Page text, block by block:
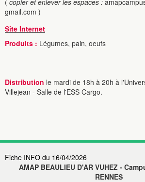
( copier et enlever les espaces :
gmail.com )
Site Internet
Produits : Légumes, pain, oeufs
Distribution le mardi de 18h à 20h à
Villejean - Salle de l'ESS Cargo.
Fiche INFO du 16/04/2026
AMAP BEAULIEU D'AR VUHEZ -
RENNES